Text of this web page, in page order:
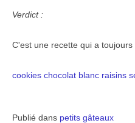
Verdict :
C'est une recette qui a toujours
cookies chocolat blanc raisins
Publié dans petits gâteaux